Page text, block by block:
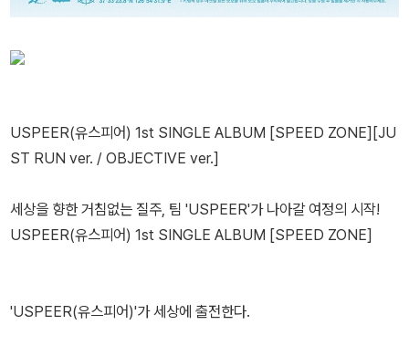
USPEER(유스피어) 1st SINGLE ALBUM [SPEED ZONE][JU
ST RUN ver. / OBJECTIVE ver.]
세상을 향한 거침없는 질주, 팀 'USPEER'가 나아갈 여정의 시작!
USPEER(유스피어) 1st SINGLE ALBUM [SPEED ZONE]
'USPEER(유스피어)'가 세상에 출전한다.